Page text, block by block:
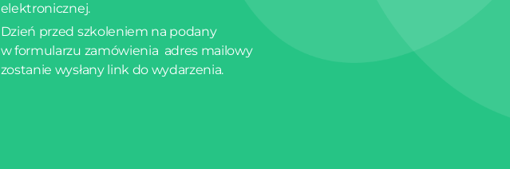
elektronicznej.
Dzień przed szkoleniem na podany
w formularzu zamówienia adres mailowy
zostanie wysłany link do wydarzenia.